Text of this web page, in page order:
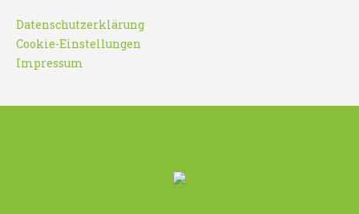
Datenschutzerklärung
Cookie-Einstellungen
Impressum